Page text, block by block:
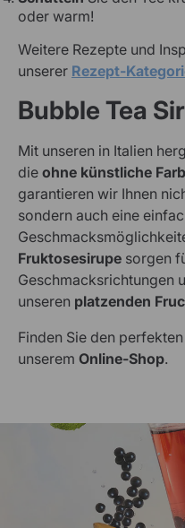
oder warm!
Weitere Rezepte und
unserer Rezept-
Bubble Tea
Mit unseren in Italien
die ohne künstliche
garantieren wir Ihnen
sondern auch eine
Fruktosesirupe sorgen
Geschmacksrichtungen
unseren platzenden
Finden Sie den perfekten
unserem Online-Shop.